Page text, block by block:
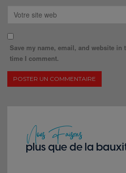
Save my name, email, and website
time I comment.